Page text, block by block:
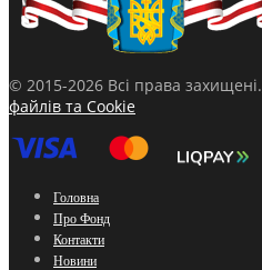
© 2015-2026 Всі права захищені.
файлів та Cookie
Головна
Про Фонд
Контакти
Новини